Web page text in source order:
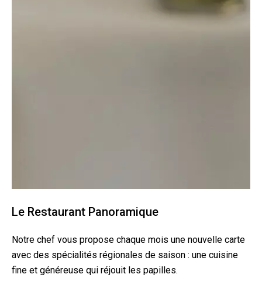
Le Restaurant Panoramique
Notre chef vous propose chaque mois une nouvelle carte
avec des spécialités régionales de saison : une cuisine
fine et généreuse qui réjouit les papilles.